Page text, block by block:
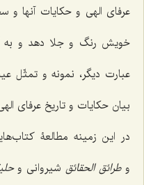
عرفای الهی و حکایات آنها و
خویش رنگ و جلا دهد و به
عبارت دیگر، نمونه و تمثّل
بیان حکایات و تاریخ عرفای
در این زمینه مطالعۀ
وطرائق الحقائق شیروانی و